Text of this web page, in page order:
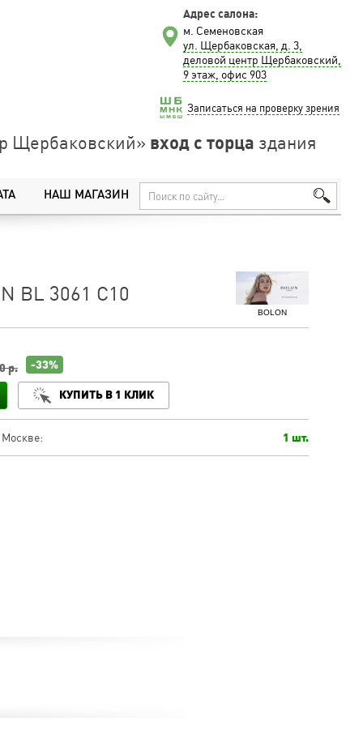
Адрес салона:
м. Семеновская
ул. Щербаковская, д. 3,
деловой центр Щербаковский,
9 этаж, офис 903
Записаться на проверку зрения
Щербаковский» вход с торца здания
НАШ МАГАЗИН
BOLON
BL 3061 C10
р. -33%
КУПИТЬ В 1 КЛИК
1 шт.